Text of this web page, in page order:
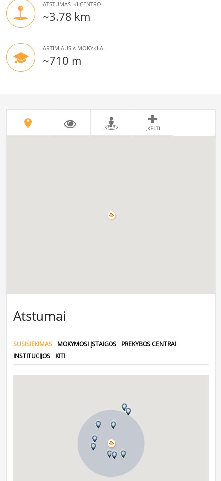
ATSTUMAS IKI CENTRO
~3.78 km
ARTIMIAUSIA MOKYKLA
~710 m
ĮKELTI
Atstumai
SUSISIEKIMAS MOKYMOSI ĮSTAIGOS
PREKYBOS CENTRAI
INSTITUCIJOS
KITI